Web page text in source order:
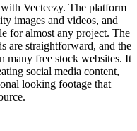
Vecteezy. The platform
images and videos, and
for almost any project. The
are straightforward, and the
many free stock websites. It
social media content,
looking footage that